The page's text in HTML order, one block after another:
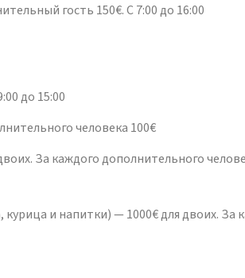
гость 150€. С 7:00 до 16:00
до 15:00
человека 100€
За каждого дополнительного
и напитки) — 1000€ для двоих. За